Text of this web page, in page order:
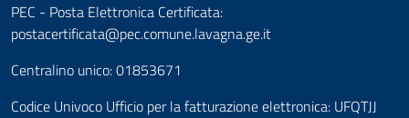
PEC - Posta Elettronica Certificata:
postacertificata@pec.comune.lavagna.ge.it
Centralino unico: 01853671
Codice Univoco Ufficio per la fatturazione elettronica: UFQTJJ